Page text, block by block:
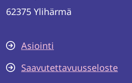
62375 Ylihärmä
Asiointi
Saavutettavuusseloste